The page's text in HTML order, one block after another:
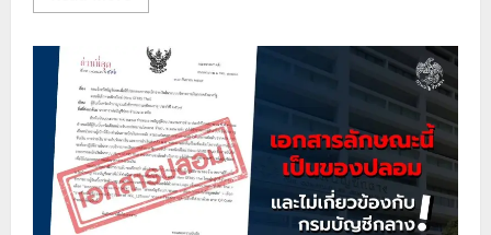
more
บัญชี
กลาง
แจง
ชัด
สิทธิ
รักษา
พยาบาล
ข้าราชการ
ไม่
ต้อง
ร่วม
จ่าย